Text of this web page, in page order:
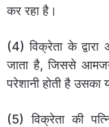
कर रहा है।
(4) विक्रेता के
जाता है, जिससे
परेशानी होती है
(5) विक्रेता की